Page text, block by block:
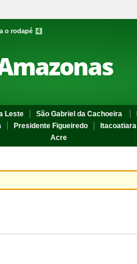
o rodapé 4
Leste São Gabriel da Cachoeira
Presidente Figueiredo Itacoatiara
Acre